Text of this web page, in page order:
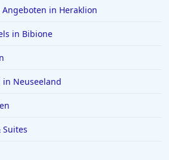
in Heraklion
in Bibione
in Neuseeland